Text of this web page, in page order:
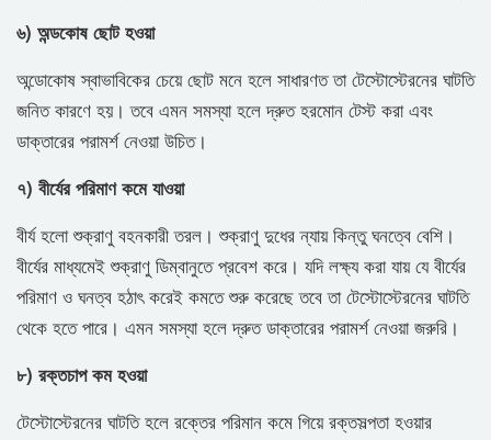
৬) অন্ডকোষ ছোট হওয়া
অন্ডোকোষ স্বাভাবিকের চেয়ে ছোট মনে হলে সাধারণত তা টেস্টোস্টেরনের ঘাটতি
জনিত কারণে হয়। তবে এমন সমস্যা হলে দ্রুত হরমোন টেস্ট করা এবং
ডাক্তারের পরামর্শ নেওয়া উচিত।
৭) বীর্যের পরিমাণ কমে যাওয়া
বীর্য হলো শুক্রাণু বহনকারী তরল। শুক্রাণু দুধের ন্যায় কিন্তু ঘনত্বে বেশি।
বীর্যের মাধ্যমেই শুক্রাণু ডিম্বানুতে প্রবেশ করে। যদি লক্ষ্য করা যায় যে বীর্যের
পরিমাণ ও ঘনত্ব হঠাৎ করেই কমতে শুরু করেছে তবে তা টেস্টোস্টেরনের ঘাটতি
থেকে হতে পারে। এমন সমস্যা হলে দ্রুত ডাক্তারের পরামর্শ নেওয়া জরুরি।
৮) রক্তচাপ কম হওয়া
টেস্টোস্টেরনের ঘাটতি হলে রক্তের পরিমান কমে গিয়ে রক্তসল্পতা হওয়ার